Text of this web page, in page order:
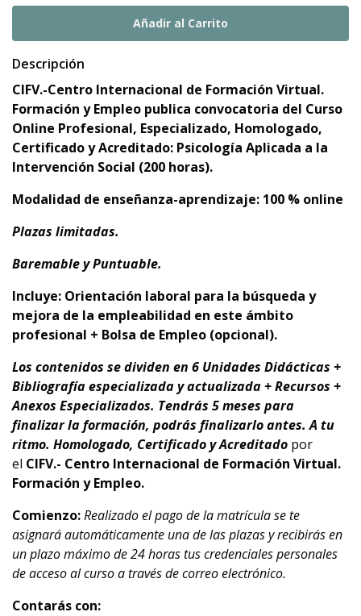
Descripción
CIFV.-Centro Internacional de Formación Virtual.
Formación y Empleo publica convocatoria del Curso
Online Profesional, Especializado, Homologado,
Certificado y Acreditado: Psicología Aplicada a la
Intervención Social (200 horas).
Modalidad de enseñanza-aprendizaje: 100 % online
Plazas limitadas.
Baremable y Puntuable.
Incluye: Orientación laboral para la búsqueda y
mejora de la empleabilidad en este ámbito
profesional + Bolsa de Empleo (opcional).
Los contenidos se dividen en 6 Unidades Didácticas +
Bibliografía especializada y actualizada + Recursos +
Anexos Especializados. Tendrás 5 meses para
finalizar la formación, podrás finalizarlo antes.A tu
ritmo. Homologado, Certificado y Acreditado por
el CIFV.- Centro Internacional de Formación Virtual.
Formación y Empleo.
Comienzo:Realizado el pago de la matrícula se te
asignará automáticamente una de las plazas y recibirás en
un plazo máximo de 24 horas tus credenciales personales
de acceso al curso a través de correo electrónico.
Contarás con: